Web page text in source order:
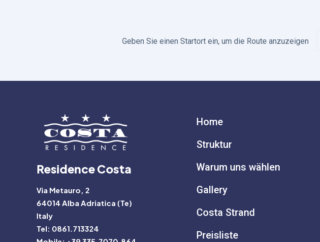
Geben Sie einen Startort ein, um die Route anzuzeigen
Residence Costa
Via Metauro, 2
64014 Alba Adriatica (Te)
Italy
Tel: 0861.713324
Home
Struktur
Warum uns wählen
Gallery
Costa Strand
Preisliste